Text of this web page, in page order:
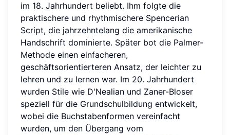
im 18. Jahrhundert beliebt. Ihm folgte die
praktischere und rhythmischere Spencerian
Script, die jahrzehntelang die amerikanische
Handschrift dominierte. Später bot die Palmer-
Methode einen einfacheren,
geschäftsorientierteren Ansatz, der leichter zu
lehren und zu lernen war. Im 20. Jahrhundert
wurden Stile wie D'Nealian und Zaner-Bloser
speziell für die Grundschulbildung entwickelt,
wobei die Buchstabenformen vereinfacht
wurden, um den Übergang vom